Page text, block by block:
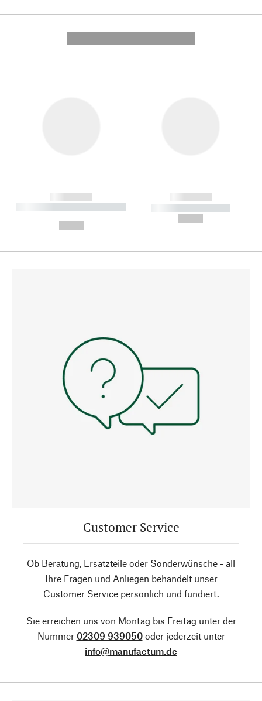
------------
----------- ----------- --------
------------
----------- -----------
Customer Service
Ob Beratung, Ersatzteile oder Sonderwünsche - all
Ihre Fragen und Anliegen behandelt unser
Customer Service persönlich und fundiert.
Sie erreichen uns von Montag bis Freitag unter der
Nummer 02309 939050oder jederzeit unter
info@manufactum.de